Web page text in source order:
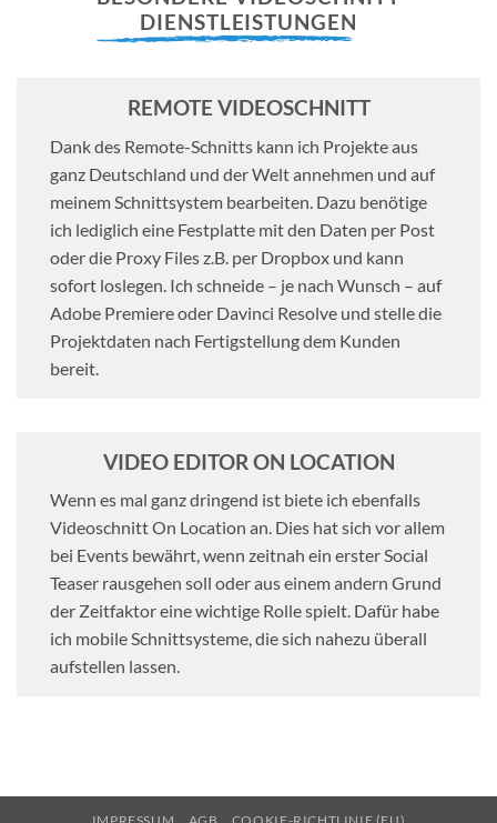
DIENSTLEISTUNGEN
REMOTE VIDEOSCHNITT
Dank des Remote-Schnitts kann ich Projekte aus
ganz Deutschland und der Welt annehmen und auf
meinem Schnittsystem bearbeiten. Dazu benötige
ich lediglich eine Festplatte mit den Daten per Post
oder die Proxy Files z.B. per Dropbox und kann
sofort loslegen. Ich schneide – je nach Wunsch – auf
Adobe Premiere oder Davinci Resolve und stelle die
Projektdaten nach Fertigstellung dem Kunden
bereit.
VIDEO EDITOR ON LOCATION
Wenn es mal ganz dringend ist biete ich ebenfalls
Videoschnitt On Location an. Dies hat sich vor allem
bei Events bewährt, wenn zeitnah ein erster Social
Teaser rausgehen soll oder aus einem andern Grund
der Zeitfaktor eine wichtige Rolle spielt. Dafür habe
ich mobile Schnittsysteme, die sich nahezu überall
aufstellen lassen.